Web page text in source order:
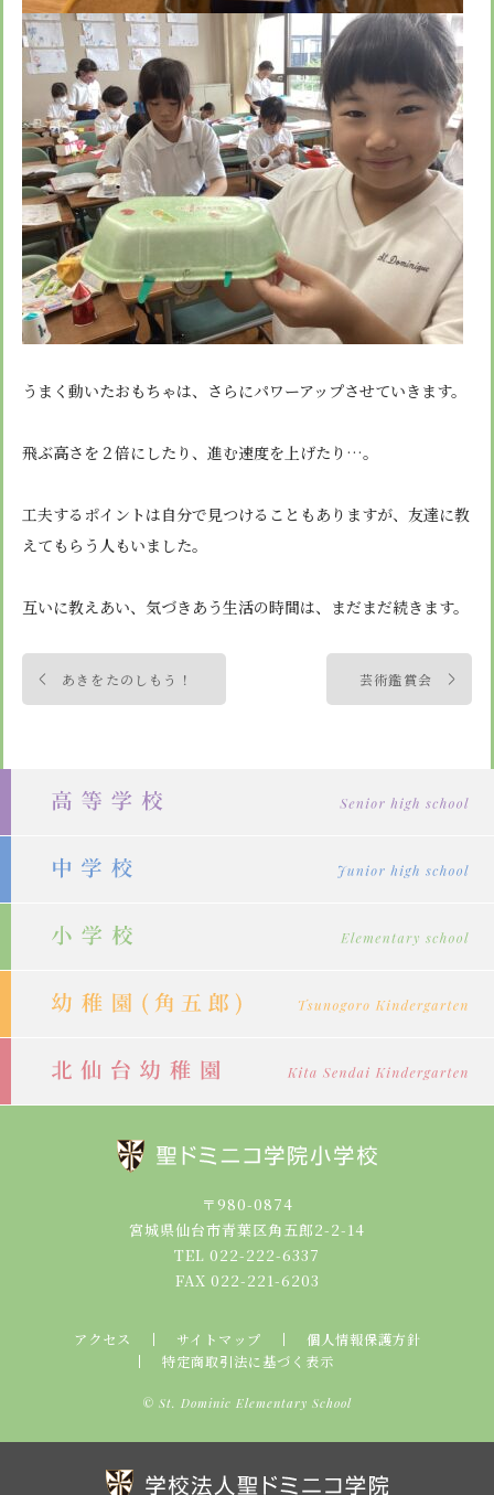
うまく動いたおもちゃは、さらにパワーアップさせていきます。
飛ぶ高さを２倍にしたり、進む速度を上げたり…。
工夫するポイントは自分で見つけることもありますが、友達に教
えてもらう人もいました。
互いに教えあい、気づきあう生活の時間は、まだまだ続きます。
投
稿
あきをたのしもう！ 芸術鑑賞会
〒980-0874
宮城県仙台市青葉区角五郎2-2-14
TEL 022-222-6337
FAX 022-221-6203
アクセス サイトマップ
個人情報保護方針
特定商取引法に基づく表示
© St. Dominic Elementary School